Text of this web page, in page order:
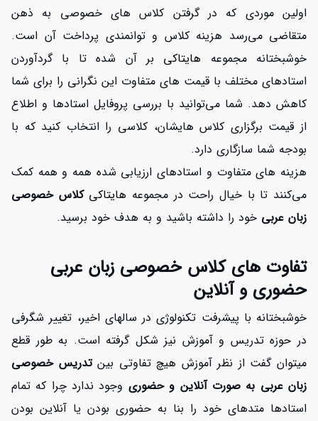
اولین موردی که در گرفتن کلاس های خصوصی به ذهن
متقاضی می‌رسد هزینه کلاس و توانمندی پرداخت آن است.
خوشبختانه مجموعه هایتاکی بر آن شده تا با گردآوردن
استادهای مختلف با قیمت های متفاوت این نگرانی را برای شما
کاهش دهد. شما می‌توانید با بررسی پروفایل استادها و اطلاع
از قیمت برگزاری کلاس هایشان، کلاسی را انتخاب کنید که با
بودجه شما سازگاری دارد.
هزینه های متفاوت و استادهای ارزیابی شده همه و همه کمک
می‌کنند تا با خیال راحت در مجموعه هایتاکیکلاس خصوصی
زبان عربی خود را داشته باشید و به هدف خود برسید.
تفاوت های کلاس خصوصی زبان عربی
حضوری و آنلاین
خوشبختانه با پیشرفت تکنولوژی در سالهای اخیر، تغییر شگرفی
در حوزه تدریس و آموزش نیز شکل گرفته است. به طور قطع
میتوان گفت از نظر آموزش هیچ تفاوتی بینتدریس خصوصی
زبان عربی به صورت آنلاین و حضوری وجود ندارد چرا که تمام
استادها متدهای خود را بنا به حضوری بودن یا آنلاین بودن
افزایش اعتبار